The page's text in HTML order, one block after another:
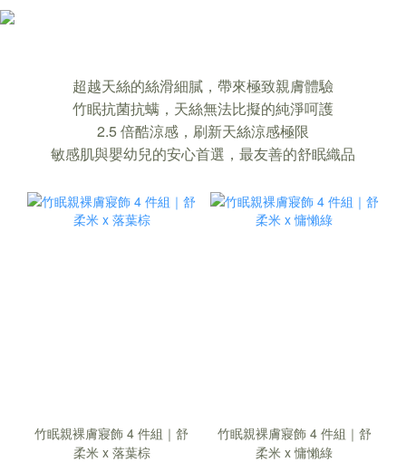
飾」｜超越天絲的舒適
超越天絲的絲滑細膩，帶來極致親膚體驗
竹眠抗菌抗螨，天絲無法比擬的純淨呵護
2.5 倍酷涼感，刷新天絲涼感極限
敏感肌與嬰幼兒的安心首選，最友善的舒眠織品
竹眠親裸膚寢飾 4 件組｜舒
柔米 x 落葉棕
竹眠親裸膚寢飾 4 件組｜舒
柔米 x 慵懶綠